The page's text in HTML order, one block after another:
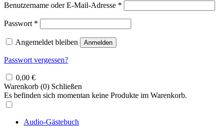
Benutzername oder E-Mail-Adresse *
Passwort *
Angemeldet bleiben Anmelden
Passwort vergessen?
0,00 €
Warenkorb (0) Schließen
Es befinden sich momentan keine Produkte im Warenkorb.
Audio-Gästebuch